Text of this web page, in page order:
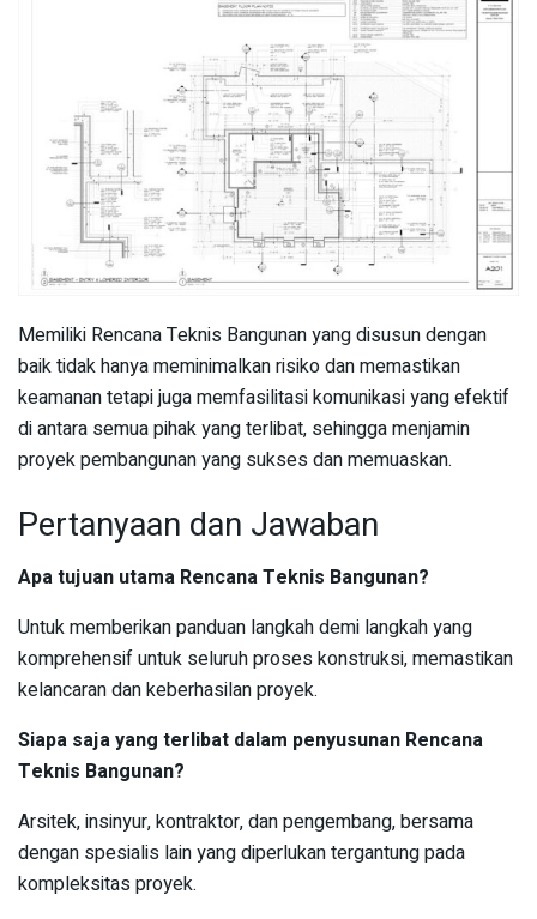
Memiliki Rencana Teknis Bangunan yang disusun dengan
baik tidak hanya meminimalkan risiko dan memastikan
keamanan tetapi juga memfasilitasi komunikasi yang efektif
di antara semua pihak yang terlibat, sehingga menjamin
proyek pembangunan yang sukses dan memuaskan.
Pertanyaan dan Jawaban
Apa tujuan utama Rencana Teknis Bangunan?
Untuk memberikan panduan langkah demi langkah yang
komprehensif untuk seluruh proses konstruksi, memastikan
kelancaran dan keberhasilan proyek.
Siapa saja yang terlibat dalam penyusunan Rencana
Teknis Bangunan?
Arsitek, insinyur, kontraktor, dan pengembang, bersama
dengan spesialis lain yang diperlukan tergantung pada
kompleksitas proyek.